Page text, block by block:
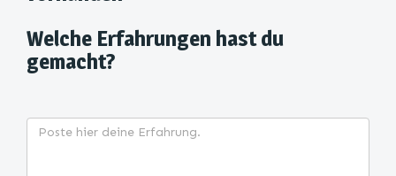
Welche Erfahrungen hast du
gemacht?